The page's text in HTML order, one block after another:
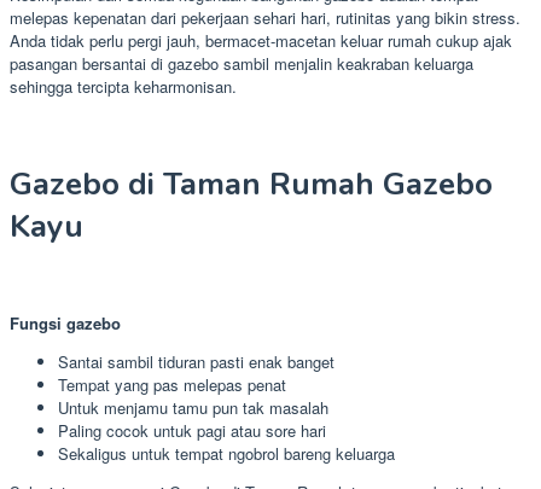
melepas kepenatan dari pekerjaan sehari hari, rutinitas yang bikin stress.
Anda tidak perlu pergi jauh, bermacet-macetan keluar rumah cukup ajak
pasangan bersantai di gazebo sambil menjalin keakraban keluarga
sehingga tercipta keharmonisan.
Gazebo di Taman Rumah Gazebo
Kayu
Fungsi gazebo
Santai sambil tiduran pasti enak banget
Tempat yang pas melepas penat
Untuk menjamu tamu pun tak masalah
Paling cocok untuk pagi atau sore hari
Sekaligus untuk tempat ngobrol bareng keluarga